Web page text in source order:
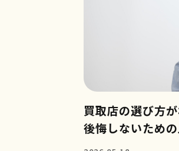
買取店の選び方が
後悔しないため
認事項